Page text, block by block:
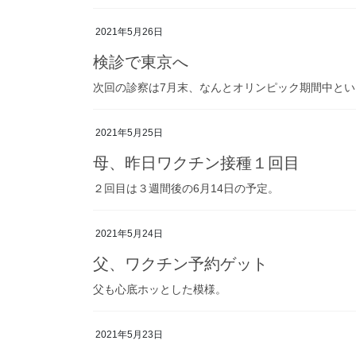
2021年5月26日
検診で東京へ
次回の診察は7月末、なんとオリンピック期間中と
2021年5月25日
母、昨日ワクチン接種１回目
２回目は３週間後の6月14日の予定。
2021年5月24日
父、ワクチン予約ゲット
父も心底ホッとした模様。
2021年5月23日